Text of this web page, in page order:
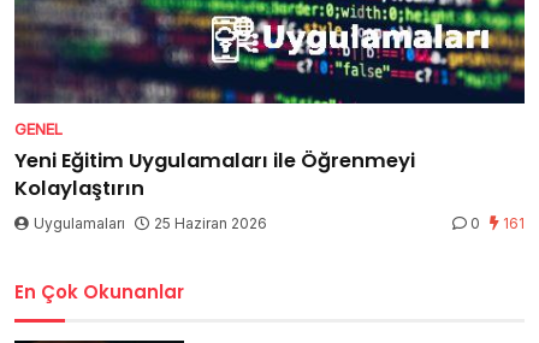
GENEL
Yeni Eğitim Uygulamaları ile Öğrenmeyi
Kolaylaştırın
Uygulamaları 25 Haziran 2026 0 161
En Çok Okunanlar